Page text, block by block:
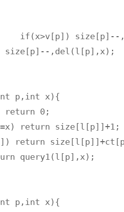
p,int x){
return 0;
return size[l[p]]+1;
return
query1(l[p],x);
p,int x){